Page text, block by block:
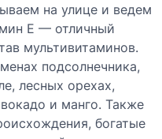
на улице и ведем
E — отличный
мультивитаминов.
подсолнечника,
лесных орехах,
и манго. Также
богатые